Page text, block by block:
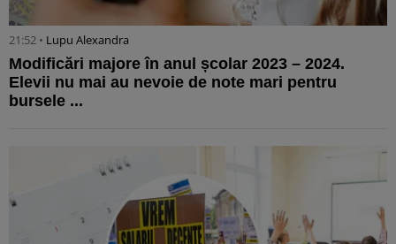
21:52 • Lupu Alexandra
Modificări majore în anul școlar 2023 – 2024.
Elevii nu mai au nevoie de note mari pentru
bursele ...